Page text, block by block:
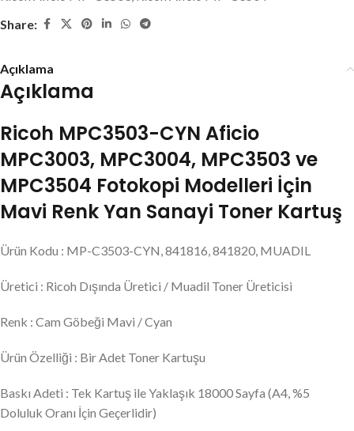
Share:
Açıklama
Açıklama
Ricoh MPC3503-CYN Aficio
MPC3003, MPC3004, MPC3503 ve
MPC3504 Fotokopi Modelleri İçin
Mavi Renk Yan Sanayi Toner Kartuş
Ürün Kodu : MP-C3503-CYN, 841816, 841820, MUADIL
Üretici : Ricoh Dışında Üretici / Muadil Toner Üreticisi
Renk : Cam Göbeği Mavi / Cyan
Ürün Özelliği : Bir Adet Toner Kartuşu
Baskı Adeti : Tek Kartuş ile Yaklaşık 18000 Sayfa (A4, %5
Doluluk Oranı İçin Geçerlidir)